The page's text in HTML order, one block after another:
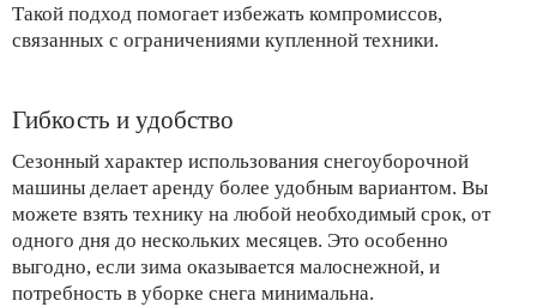
Такой подход помогает избежать компромиссов,
связанных с ограничениями купленной техники.
Гибкость и удобство
Сезонный характер использования снегоуборочной
машины делает аренду более удобным вариантом. Вы
можете взять технику на любой необходимый срок, от
одного дня до нескольких месяцев. Это особенно
выгодно, если зима оказывается малоснежной, и
потребность в уборке снега минимальна.